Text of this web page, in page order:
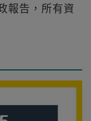
報告，所有資